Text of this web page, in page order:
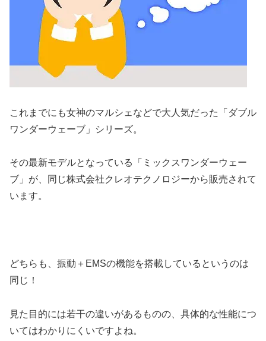
これまでにも女神のマルシェなどで大人気だった「ダブル
ワンダーウェーブ」シリーズ。
その最新モデルとなっている「ミックスワンダーウェー
ブ」が、同じ株式会社クレオテクノロジーから販売されて
います。
どちらも、振動＋EMSの機能を搭載しているというのは
同じ！
見た目的には若干の違いがあるものの、具体的な性能につ
いてはわかりにくいですよね。